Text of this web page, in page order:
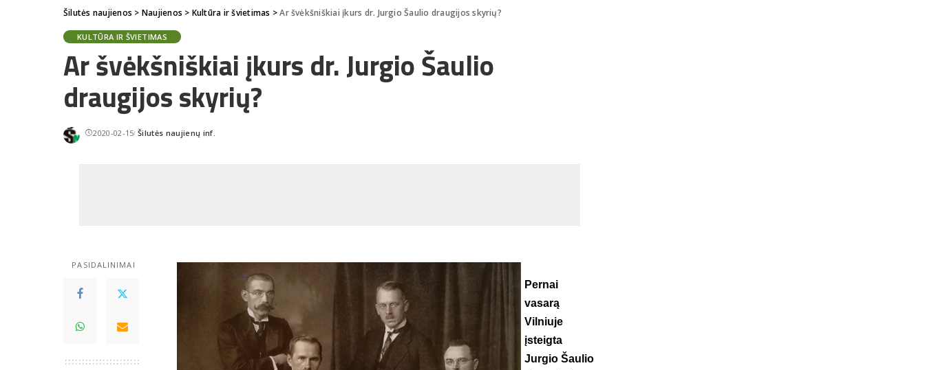
Šilutės naujienos > Naujienos > Kultūra ir švietimas >Ar švėkšniškiai įkurs dr. Jurgio Šaulio draugijos skyrių?
KULTŪRA IR ŠVIETIMAS
Ar švėkšniškiai įkurs dr. Jurgio Šaulio
draugijos skyrių?
2020-02-15Posted
Šilutės naujienų inf.
PASIDALINIMAI
Pernai
vasarą
Vilniuje
įsteigta
Jurgio Šaulio